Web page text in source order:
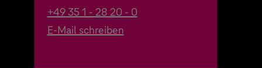
+49 35 1 - 28 20 - 0
E-Mail schreiben